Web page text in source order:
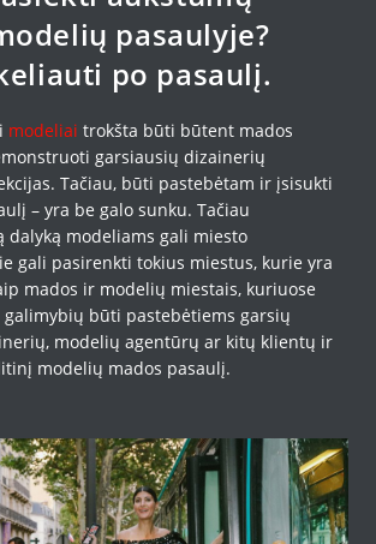
pasaulyje?
po pasaulį.
modeliai trokšta būti būtent mados
garsiausių dizainerių
Tačiau, būti pastebėtam ir įsisukti
– yra be galo sunku. Tačiau
dalyką modeliams gali miesto
gali pasirenkti tokius miestus, kurie yra
mados ir modelių miestais, kuriuose
būti pastebėtiems garsių
modelių agentūrų ar kitų klientų ir
modelių mados pasaulį.